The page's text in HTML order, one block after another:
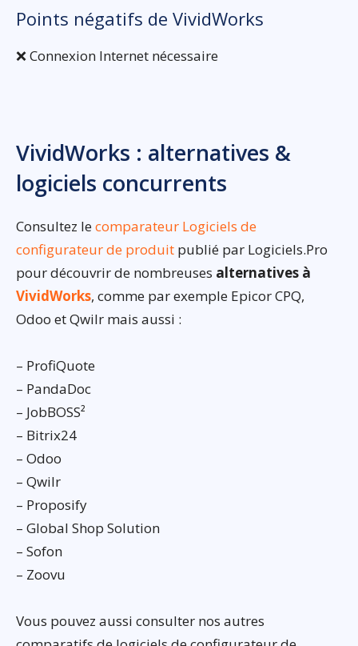
Points négatifs de VividWorks
❌ Connexion Internet nécessaire
VividWorks : alternatives &
logiciels concurrents
Consultez lecomparateur Logiciels de
configurateur de produit publié par Logiciels.Pro
pour découvrir de nombreuses alternatives à
VividWorks, comme par exemple Epicor CPQ,
Odoo et Qwilr mais aussi :
– ProfiQuote
– PandaDoc
– JobBOSS²
– Bitrix24
– Odoo
– Qwilr
– Proposify
– Global Shop Solution
– Sofon
– Zoovu
Vous pouvez aussi consulter nos autres